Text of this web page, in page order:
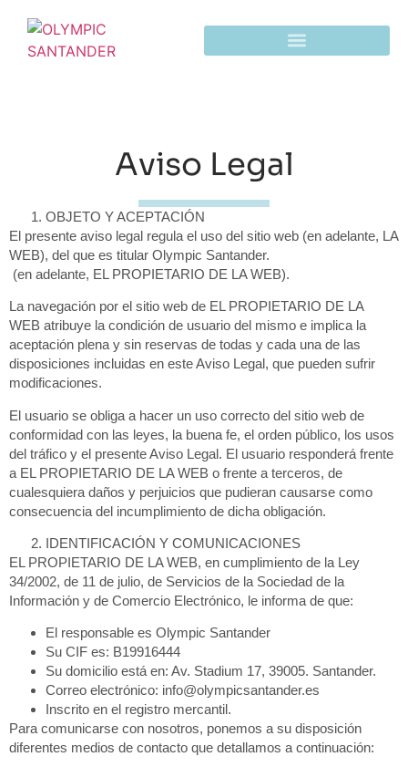
Aviso Legal
OBJETO Y ACEPTACIÓN
El presente aviso legal regula el uso del sitio web (en adelante, LA
WEB), del que es titular Olympic Santander.
(en adelante, EL PROPIETARIO DE LA WEB).
La navegación por el sitio web de EL PROPIETARIO DE LA
WEB atribuye la condición de usuario del mismo e implica la
aceptación plena y sin reservas de todas y cada una de las
disposiciones incluidas en este Aviso Legal, que pueden sufrir
modificaciones.
El usuario se obliga a hacer un uso correcto del sitio web de
conformidad con las leyes, la buena fe, el orden público, los usos
del tráfico y el presente Aviso Legal. El usuario responderá frente
a EL PROPIETARIO DE LA WEB o frente a terceros, de
cualesquiera daños y perjuicios que pudieran causarse como
consecuencia del incumplimiento de dicha obligación.
IDENTIFICACIÓN Y COMUNICACIONES
EL PROPIETARIO DE LA WEB, en cumplimiento de la Ley
34/2002, de 11 de julio, de Servicios de la Sociedad de la
Información y de Comercio Electrónico, le informa de que:
El responsable es Olympic Santander
Su CIF es: B19916444
Su domicilio está en: Av. Stadium 17, 39005. Santander.
Correo electrónico: info@olympicsantander.es
Inscrito en el registro mercantil.
Para comunicarse con nosotros, ponemos a su disposición
diferentes medios de contacto que detallamos a continuación: